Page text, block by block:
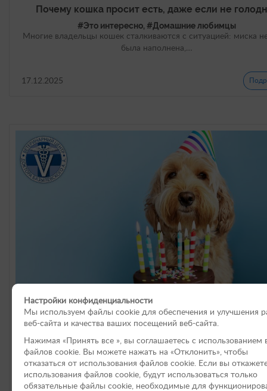
Почему кошка просит есть, даже если не
#Это интересно, #Домашние любимцы
Многие владельцы кошек сталкиваются с ситуацией: миска
была наполнена,…
17.12.2025
Почему пожилым питомцам нужно особое
#Это интересно, #Домашние любимцы
Уход за пожилым питомцем требует особой заботы, которая
продлить…
Настройки конфиденциальности
Мы используем файлы cookie для обеспечения и улучшения
веб-сайта и качества ваших посещений веб-сайта.
Нажимая «Принять вce », вы соглашаетесь с использованием
файлов cookie. Вы можете нажать на «Отклонить», чтобы
отказаться от использования файлов сookie. Если вы
использования файлов cookie, будут использоваться только
обязательные файлы cookie, необходимые для